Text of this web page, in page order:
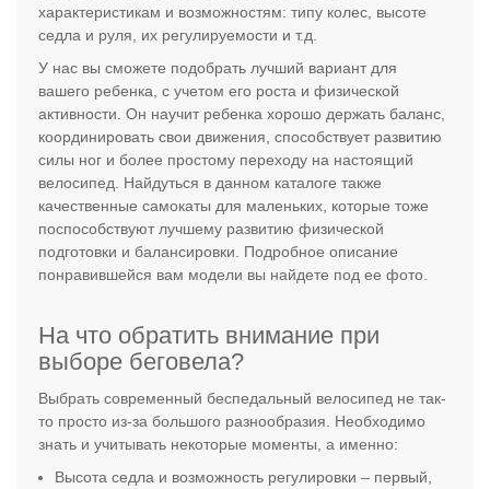
характеристикам и возможностям: типу колес, высоте
седла и руля, их регулируемости и т.д.
У нас вы сможете подобрать лучший вариант для
вашего ребенка, с учетом его роста и физической
активности. Он научит ребенка хорошо держать баланс,
координировать свои движения, способствует развитию
силы ног и более простому переходу на настоящий
велосипед. Найдуться в данном каталоге также
качественные самокаты для маленьких, которые тоже
поспособствуют лучшему развитию физической
подготовки и балансировки. Подробное описание
понравившейся вам модели вы найдете под ее фото.
На что обратить внимание при
выборе беговела?
Выбрать современный беспедальный велосипед не так-
то просто из-за большого разнообразия. Необходимо
знать и учитывать некоторые моменты, а именно:
Высота седла и возможность регулировки – первый,